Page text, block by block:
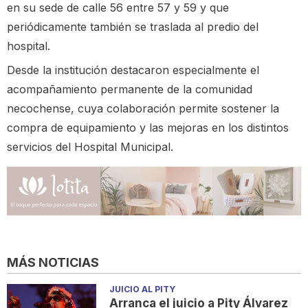
en su sede de calle 56 entre 57 y 59 y que
periódicamente también se traslada al predio del
hospital.
Desde la institución destacaron especialmente el
acompañamiento permanente de la comunidad
necochense, cuya colaboración permite sostener la
compra de equipamiento y las mejoras en los distintos
servicios del Hospital Municipal.
MÁS NOTICIAS
JUICIO AL PITY
Arranca el juicio a Pity Álvarez